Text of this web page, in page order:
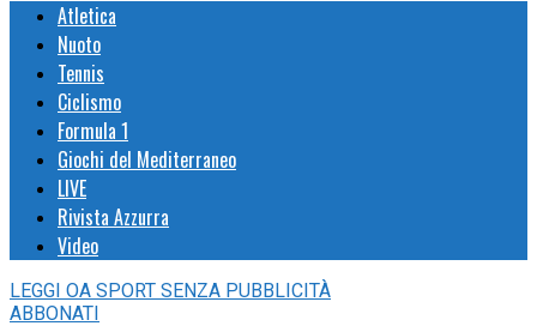
Atletica
Nuoto
Tennis
Ciclismo
Formula 1
Giochi del Mediterraneo
LIVE
Rivista Azzurra
Video
LEGGI OA SPORT SENZA PUBBLICITÀ
ABBONATI